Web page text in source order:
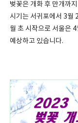
벚꽃은 개화 후 만개까
시기는 서귀포에서 3월
월 초 시작으로 서울은
예상하고 있습니다.